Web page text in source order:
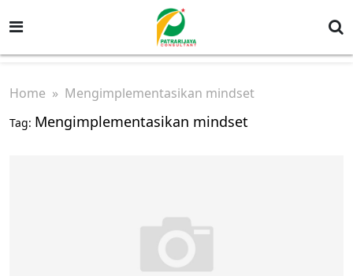
Home » Mengimplementasikan mindset
Tag: Mengimplementasikan mindset